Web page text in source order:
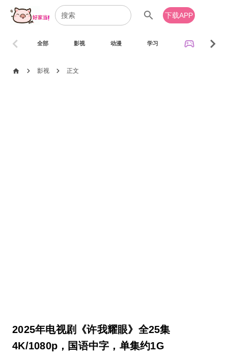
search 下载APP
全部 影视 动漫 学习 sports_esports
chevron_left chevron_right
home chevron_right 影视 chevron_right 正文
2025年电视剧《许我耀眼》全25集
4K/1080p，国语中字，单集约1G